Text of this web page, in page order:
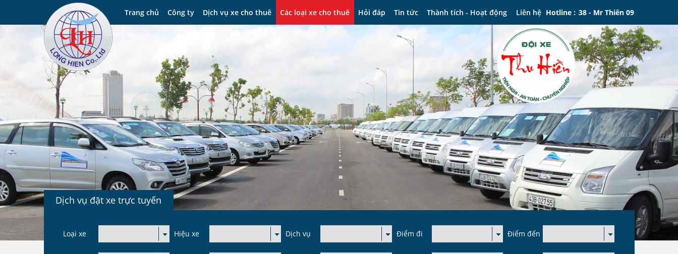
Trang chủ Công ty Dịch vụ xe cho thuê Các loại xe cho thuê Hỏi đáp Tin tức Thành tích - Hoạt động Liên hệ Hotline :
Ms Hiền 0903.578.012 - Mr Tiến 0905.133.338 - Mr Thiên 0975.288.111
Dịch vụ đặt xe trực tuyến
Loại xe Hiệu xe Dịch vụ Điểm đi Điểm đến